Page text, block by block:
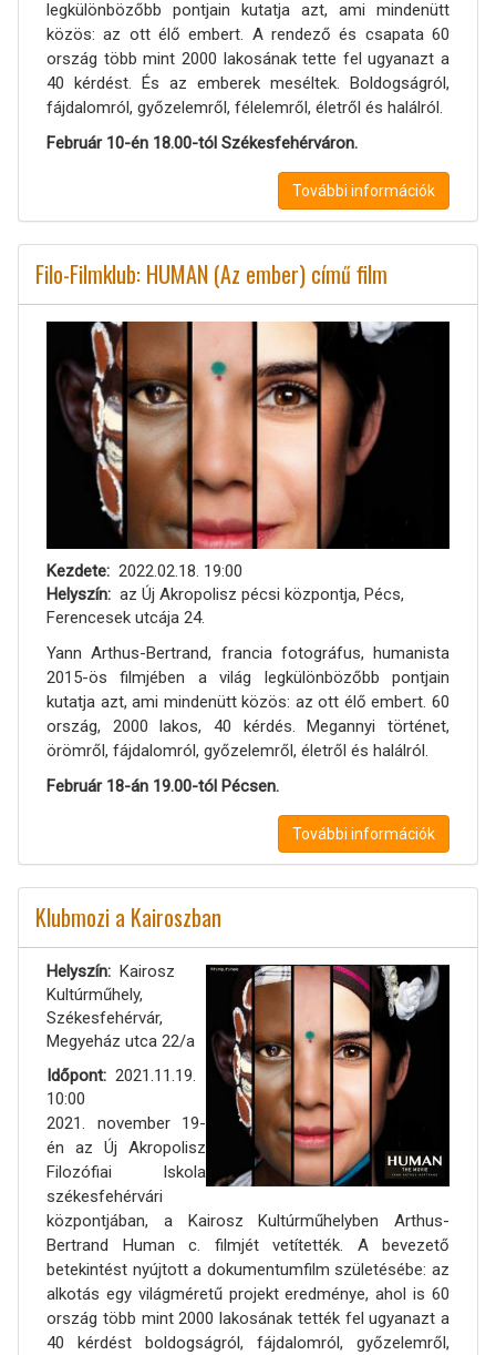
legkülönbözőbb pontjain kutatja azt, ami mindenütt
közös: az ott élő embert. A rendező és csapata 60
ország több mint 2000 lakosának tette fel ugyanazt a
40 kérdést. És az emberek meséltek. Boldogságról,
fájdalomról, győzelemről, félelemről, életről és halálról.
Február 10-én 18.00-tól Székesfehérváron.
További információk
Filo-Filmklub: HUMAN (Az ember) című film
Kezdete
2022.02.18. 19:00
Helyszín
az Új Akropolisz pécsi központja, Pécs,
Ferencesek utcája 24.
Yann Arthus-Bertrand, francia fotográfus, humanista
2015-ös filmjében a világ legkülönbözőbb pontjain
kutatja azt, ami mindenütt közös: az ott élő embert. 60
ország, 2000 lakos, 40 kérdés. Megannyi történet,
örömről, fájdalomról, győzelemről, életről és halálról.
Február 18-án 19.00-tól Pécsen.
További információk
Klubmozi a Kairoszban
Helyszín
Kairosz
Kultúrműhely,
Székesfehérvár,
Megyeház utca 22/a
Időpont
2021.11.19.
10:00
2021. november 19-
én az Új Akropolisz
Filozófiai Iskola
székesfehérvári
központjában, a Kairosz Kultúrműhelyben Arthus-
Bertrand Human c. filmjét vetítették. A bevezető
betekintést nyújtott a dokumentumfilm születésébe: az
alkotás egy világméretű projekt eredménye, ahol is 60
ország több mint 2000 lakosának tették fel ugyanazt a
40 kérdést boldogságról, fájdalomról, győzelemről,